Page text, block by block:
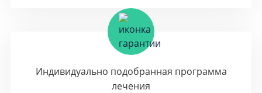
Индивидуально подобранная программа
лечения